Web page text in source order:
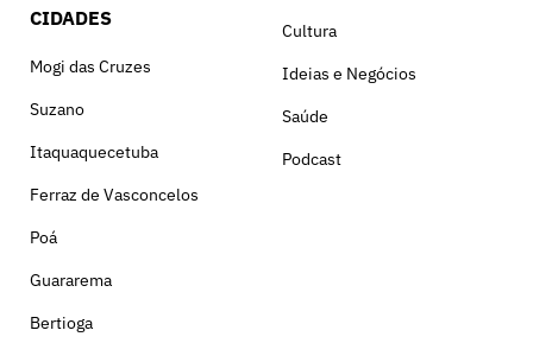
CIDADES
Mogi das Cruzes
Suzano
Itaquaquecetuba
Ferraz de Vasconcelos
Poá
Guararema
Bertioga
Cultura
Ideias e Negócios
Saúde
Podcast